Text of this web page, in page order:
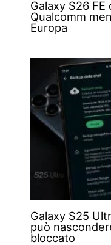
Galaxy S26
Qualcomm
Europa
Galaxy S25
può
bloccato